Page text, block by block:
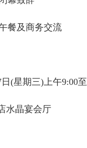
餐及商务交流
日(星期三)上午9:00
水晶宴会厅